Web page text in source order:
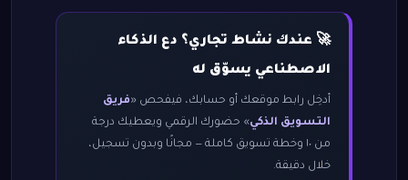
🚀 عندك نشاط تجاري؟ دع الذكاء
الاصطناعي يسوّق له
أدخِل رابط موقعك أو حسابك، فيفحص «فريق
التسويق الذكي» حضورك الرقمي ويعطيك درجة
من ١٠ وخطة تسويق كاملة — مجانًا وبدون تسجيل،
خلال دقيقة.